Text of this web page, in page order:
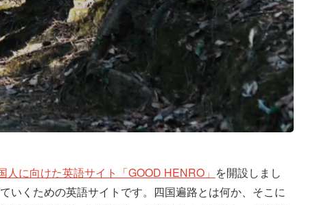
人に向けた英語サイト「GOOD HENRO」 を開設しまし
いくための英語サイトです。四国遍路とは何か、そこに